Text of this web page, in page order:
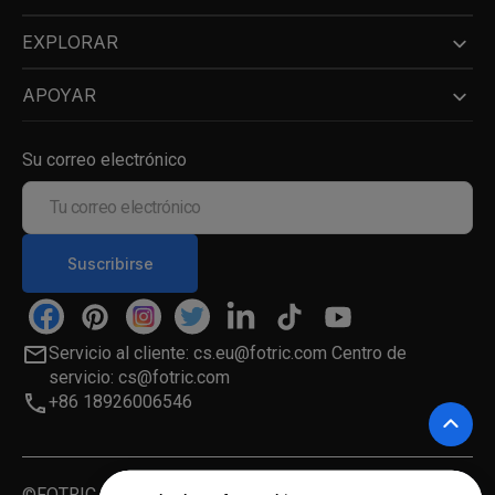
EXPLORAR
APOYAR
Su correo electrónico
Tu
correo
electrónico
Suscribirse
FacebookPinterestInstagramTwitter LinkedInTikTokYouTube
Servicio al cliente: cs.eu@fotric.com Centro de
servicio: cs@fotric.com
+86 18926006546